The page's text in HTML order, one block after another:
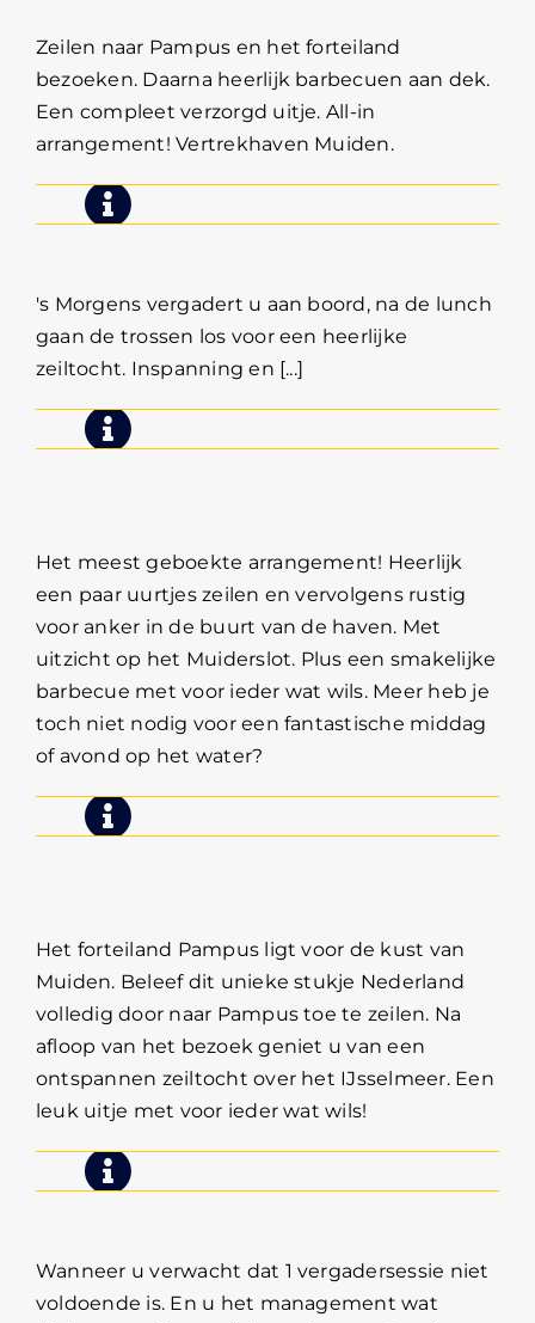
Zeilen naar Pampus en het forteiland
bezoeken. Daarna heerlijk barbecuen aan dek.
Een compleet verzorgd uitje. All-in
arrangement! Vertrekhaven Muiden.
's Morgens vergadert u aan boord, na de lunch
gaan de trossen los voor een heerlijke
zeiltocht. Inspanning en [...]
Het meest geboekte arrangement! Heerlijk
een paar uurtjes zeilen en vervolgens rustig
voor anker in de buurt van de haven. Met
uitzicht op het Muiderslot. Plus een smakelijke
barbecue met voor ieder wat wils. Meer heb je
toch niet nodig voor een fantastische middag
of avond op het water?
Het forteiland Pampus ligt voor de kust van
Muiden. Beleef dit unieke stukje Nederland
volledig door naar Pampus toe te zeilen. Na
afloop van het bezoek geniet u van een
ontspannen zeiltocht over het IJsselmeer. Een
leuk uitje met voor ieder wat wils!
Wanneer u verwacht dat 1 vergadersessie niet
voldoende is. En u het management wat